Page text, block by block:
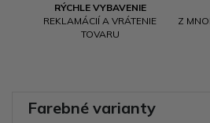
RÝCHLE VYBAVENIE
REKLAMÁCIÍ A VRÁTENIE
TOVARU
Z
Farebné varianty